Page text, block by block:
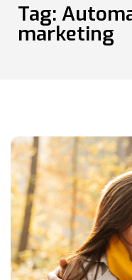
Tag:
marketing